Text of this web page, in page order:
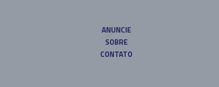
ANUNCIE
SOBRE
CONTATO